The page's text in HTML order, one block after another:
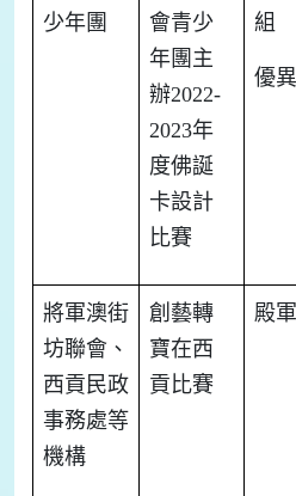
少年團
會青少
年團主
辦2022-
2023年
度佛誕
卡設計
比賽
組
優
將軍澳街
坊聯會、
西貢民政
事務處等
機構
創藝轉
寶在西
貢比賽
殿軍